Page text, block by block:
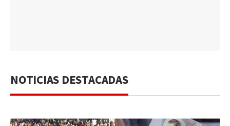
NOTICIAS DESTACADAS